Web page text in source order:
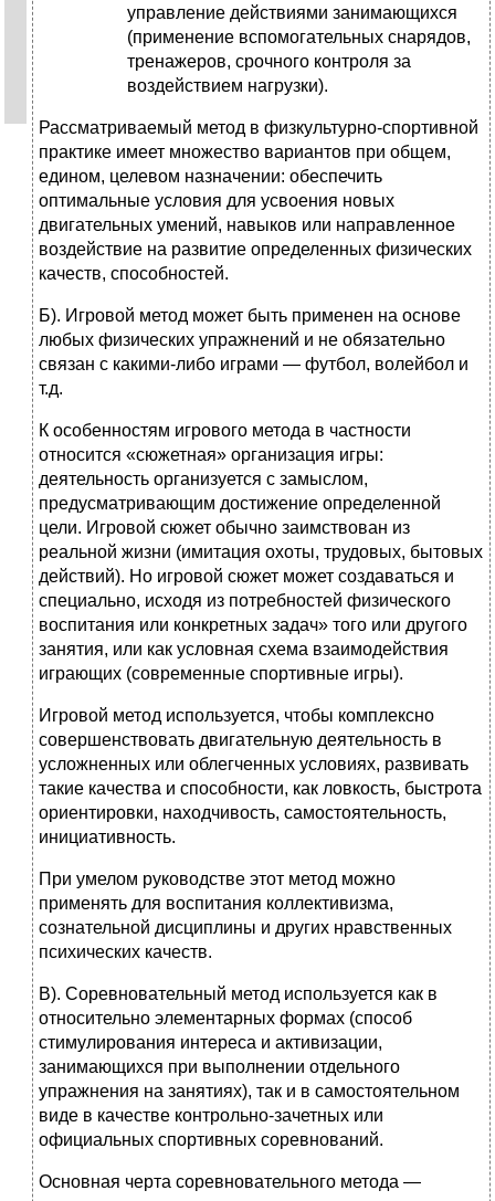
управление действиями занимающихся
(применение вспомогательных снарядов,
тренажеров, срочного контроля за
воздействием нагрузки).
Рассматриваемый метод в физкультурно-спортивной
практике имеет множество вариантов при общем,
едином, целевом назначении: обеспечить
оптимальные условия для усвоения новых
двигательных умений, навыков или направленное
воздействие на развитие определенных физических
качеств, способностей.
Б). Игровой метод может быть применен на основе
любых физических упражнений и не обязательно
связан с какими-либо играми — футбол, волейбол и
т.д.
К особенностям игрового метода в частности
относится «сюжетная» организация игры:
деятельность организуется с замыслом,
предусматривающим достижение определенной
цели. Игровой сюжет обычно заимствован из
реальной жизни (имитация охоты, трудовых, бытовых
действий). Но игровой сюжет может создаваться и
специально, исходя из потребностей физического
воспитания или конкретных задач» того или другого
занятия, или как условная схема взаимодействия
играющих (современные спортивные игры).
Игровой метод используется, чтобы комплексно
совершенствовать двигательную деятельность в
усложненных или облегченных условиях, развивать
такие качества и способности, как ловкость, быстрота
ориентировки, находчивость, самостоятельность,
инициативность.
При умелом руководстве этот метод можно
применять для воспитания коллективизма,
сознательной дисциплины и других нравственных
психических качеств.
В). Соревновательный метод используется как в
относительно элементарных формах (способ
стимулирования интереса и активизации,
занимающихся при выполнении отдельного
упражнения на занятиях), так и в самостоятельном
виде в качестве контрольно-зачетных или
официальных спортивных соревнований.
Основная черта соревновательного метода —